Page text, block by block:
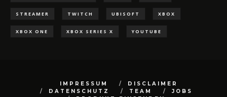
STREAMER TWITCH UBISOFT XBOX
XBOX ONE XBOX SERIES X YOUTUBE
IMPRESSUM
DISCLAIMER
DATENSCHUTZ
TEAM
JOBS